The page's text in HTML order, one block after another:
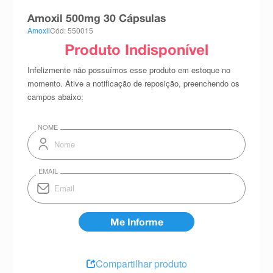
Amoxil 500mg 30 Cápsulas
AmoxilCód: 550015
Compartilhar produto
teste gravidez
esmalte
absorvente